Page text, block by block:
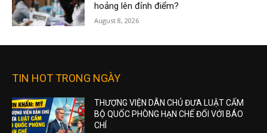
hoảng lên đỉnh điểm?
August 8, 2026
TIN HOT TRONG NGÀY
THƯỢNG VIỆN DÂN CHỦ ĐƯA LUẬT CẤM
BỘ QUỐC PHÒNG HẠN CHẾ ĐỐI VỚI BÁO
CHÍ